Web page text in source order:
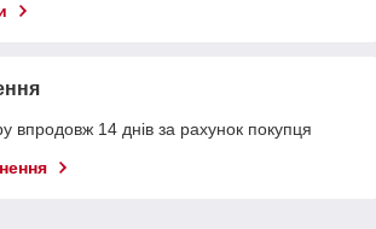
впродовж 14 днів за рахунок покупця